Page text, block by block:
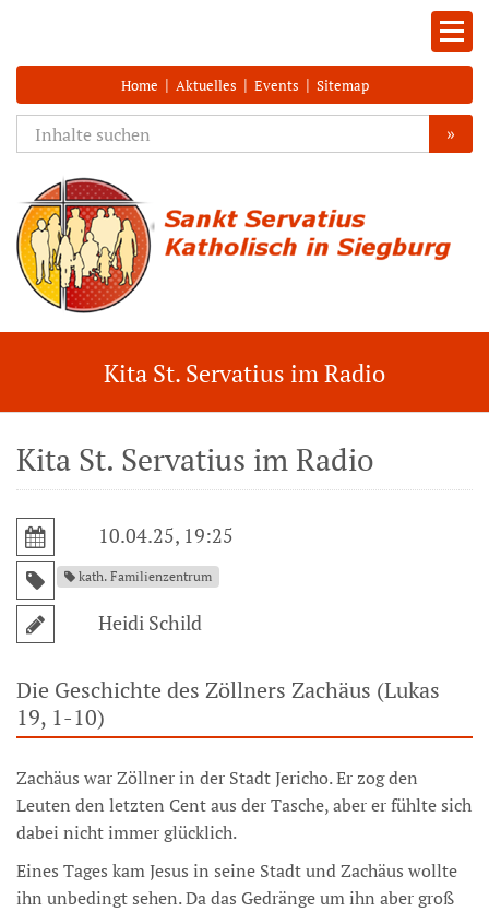
Home | Aktuelles | Events | Sitemap
»
Kita St. Servatius im Radio
Kita St. Servatius im Radio
10.04.25, 19:25
kath. Familienzentrum
Heidi Schild
Die Geschichte des Zöllners Zachäus (Lukas
19, 1-10)
Zachäus war Zöllner in der Stadt Jericho. Er zog den
Leuten den letzten Cent aus der Tasche, aber er fühlte sich
dabei nicht immer glücklich.
Eines Tages kam Jesus in seine Stadt und Zachäus wollte
ihn unbedingt sehen. Da das Gedränge um ihn aber groß